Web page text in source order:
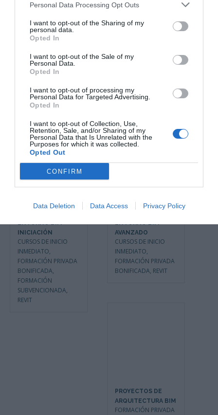
Personal Data Processing Opt Outs
I want to opt-out of the Sharing of my
personal data.
Opted In
I want to opt-out of the Sale of my
Personal Data.
Opted In
I want to opt-out of processing my
Personal Data for Targeted Advertising.
Opted In
I want to opt-out of Collection, Use,
Retention, Sale, and/or Sharing of my
Personal Data that Is Unrelated with the
Purposes for which it was collected.
Opted Out
CONFIRM
Data Deletion Data Access Privacy Policy
NAME DATE
ALL CATEGORIES
REVIT
ENTORNO BIM
INICIACIÓN
CURSOS DE INICIO
INMEDIATO,
FORMACIÓN PRIVADA
BONIFICADA,
FORMACIÓN
SUBVENCIONADA,
REVIT
REVIT
ENTORNO BIM
AVANZADO
CURSOS DE INICIO
INMEDIATO,
FORMACIÓN PRIVADA
BONIFICADA, REVIT
PROYECTOS DE
ARQUITECTURA BIM
FORMACIÓN PRIVADA